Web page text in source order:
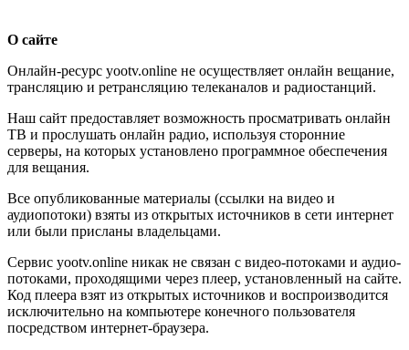
О сайте
Онлайн-ресурс yootv.online не осуществляет онлайн вещание,
трансляцию и ретрансляцию телеканалов и радиостанций.
Наш сайт предоставляет возможность просматривать онлайн
ТВ и прослушать онлайн радио, используя сторонние
серверы, на которых установлено программное обеспечения
для вещания.
Все опубликованные материалы (ссылки на видео и
аудиопотоки) взяты из открытых источников в сети интернет
или были присланы владельцами.
Сервис yootv.online никак не связан с видео-потоками и аудио-
потоками, проходящими через плеер, установленный на сайте.
Код плеера взят из открытых источников и воспроизводится
исключительно на компьютере конечного пользователя
посредством интернет-браузера.